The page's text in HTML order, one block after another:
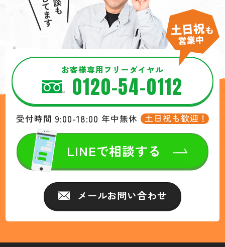
お客様専用フリーダイヤル
0120-54-0112
受付時間 9:00-18:00 年中無休 土日祝も歓迎！
LINEで相談する
メールお問い合わせ